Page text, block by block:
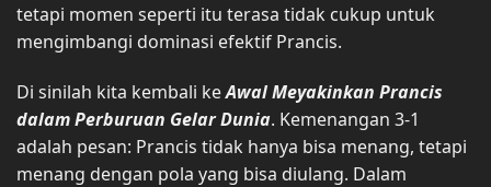
tetapi momen seperti itu terasa tidak cukup untuk
mengimbangi dominasi efektif Prancis.
Di sinilah kita kembali keAwal Meyakinkan Prancis
dalam Perburuan Gelar Dunia. Kemenangan 3-1
adalah pesan: Prancis tidak hanya bisa menang, tetapi
menang dengan pola yang bisa diulang. Dalam